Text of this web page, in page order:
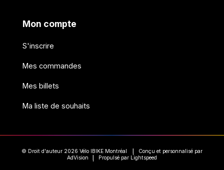
Mon compte
S'inscrire
Mes commandes
Mes billets
Ma liste de souhaits
© Droit d'auteur 2026 Vélo IBIKE Montréal
Conçu et personnalisé par
AdVision
Propulsé par Lightspeed